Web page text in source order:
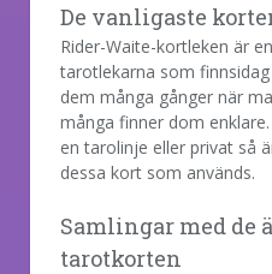
De vanligaste
Rider-Waite-kortleken är
tarotlekarna som
dem många gånger när
många finner dom
en tarolinje eller privat så
dessa kort som används.
Samlingar med de
tarotkorten